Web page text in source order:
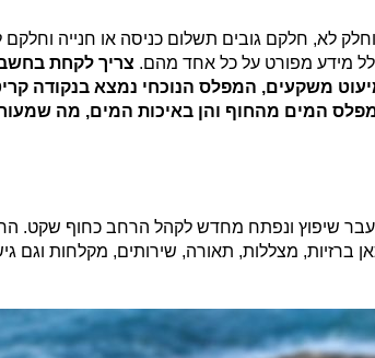
וחלק לא, חלקם גובים תשלום כניסה או
מידע מפורט על כל אחד מהם. צריך לקחת
משקעים, המפלס הנוכחי נמצא בנקודה
המים מהחוף והן באיכות המים, מה
שיפוץ ונפתח מחדש לקהל הרחב כחוף שקט.
ברזיות, מצללות, תאורה, שירותים, מקלחות וגם